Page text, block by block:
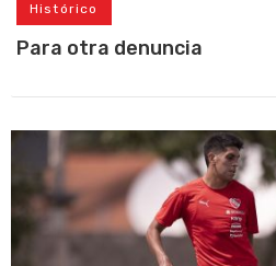
Histórico
Para otra denuncia